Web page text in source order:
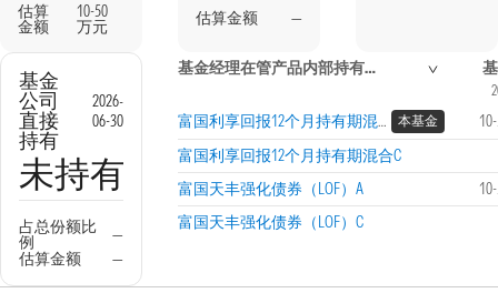
估算
金额
10-50
万元 估算金额 —
基金
公司
直接
持有
2026-
06-30
未持有
占总份额比
例
—
估算金额
—
基金经理在管产品内部持有信息
富国利享回报12个月持有期混合A 本基金
富国利享回报12个月持有期混合C
富国天丰强化债券（LOF）A
富国天丰强化债券（LOF）C